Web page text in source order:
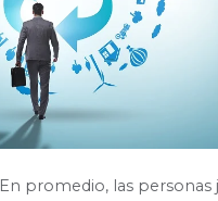
En promedio, las personas